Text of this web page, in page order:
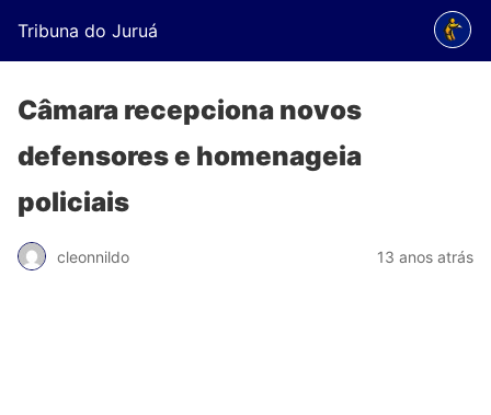
Tribuna do Juruá
Câmara recepciona novos
defensores e homenageia
policiais
cleonnildo 13 anos atrás